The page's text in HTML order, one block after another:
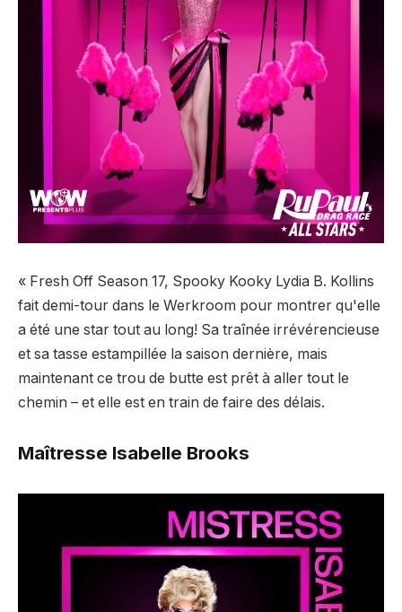
« Fresh Off Season 17, Spooky Kooky Lydia B. Kollins
fait demi-tour dans le Werkroom pour montrer qu'elle
a été une star tout au long! Sa traînée irrévérencieuse
et sa tasse estampillée la saison dernière, mais
maintenant ce trou de butte est prêt à aller tout le
chemin – et elle est en train de faire des délais.
Maîtresse Isabelle Brooks